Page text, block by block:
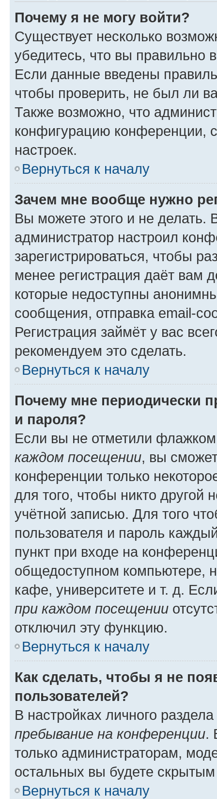
Почему я не могу войти?
Существует несколько
убедитесь, что вы правильно
Если данные введены
чтобы проверить, не был ли
Также возможно, что
конфигурацию конференции,
настроек.
Вернуться к началу
Зачем мне вообще нужно
Вы можете этого и не делать.
администратор настроил
зарегистрироваться, чтобы
менее регистрация даёт вам
которые недоступны
сообщения, отправка email-
Регистрация займёт у вас
рекомендуем это сделать.
Вернуться к началу
Почему мне периодически
и пароля?
Если вы не отметили
каждом посещении, вы
конференции только
для того, чтобы никто другой
учётной записью. Для того
пользователя и пароль
пункт при входе на
общедоступном компьютере,
кафе, университете и т. д.
при каждом посещении
отключил эту функцию.
Вернуться к началу
Как сделать, чтобы я не
пользователей?
В настройках личного
пребывание на конференции.
только администраторам,
остальных вы будете
Вернуться к началу